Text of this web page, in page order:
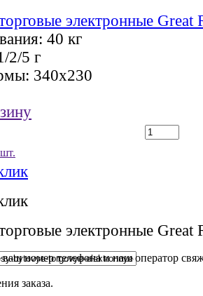
электронные Great
40 кг
2/5 г
340х230
электронные Great
номер телефона и наш оператор
заказа.